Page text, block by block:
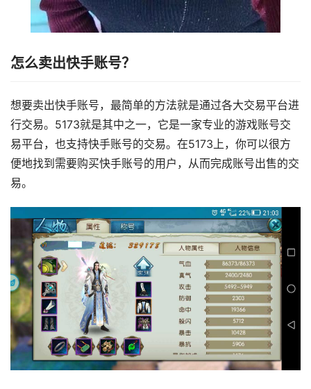
怎么卖出快手账号？
想要卖出快手账号，最简单的方法就是通过各大交易平台进
行交易。5173就是其中之一，它是一家专业的游戏账号交
易平台，也支持快手账号的交易。在5173上，你可以很方
便地找到需要购买快手账号的用户，从而完成账号出售的交
易。